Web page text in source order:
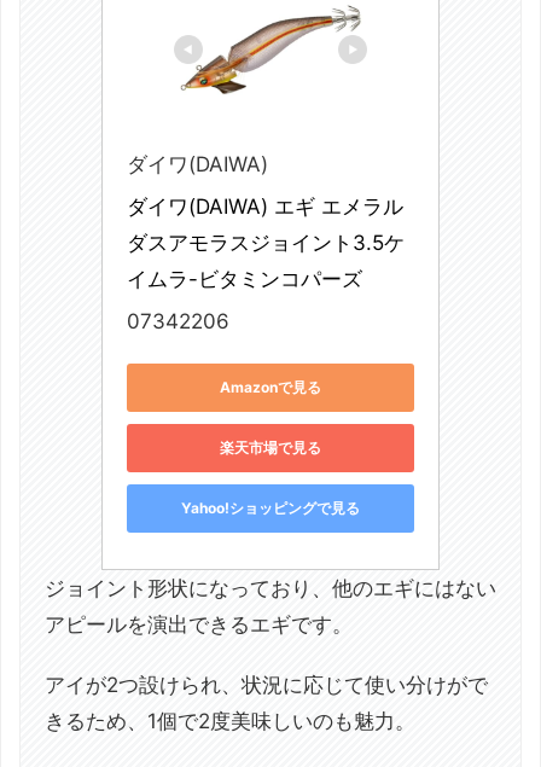
ダイワ(DAIWA)
ダイワ(DAIWA) エギ エメラル
ダスアモラスジョイント3.5ケ
イムラ-ビタミンコパーズ
07342206
Amazonで見る
楽天市場で見る
Yahoo!ショッピングで見る
ジョイント形状になっており、他のエギにはない
アピールを演出できるエギです。
アイが2つ設けられ、状況に応じて使い分けがで
きるため、1個で2度美味しいのも魅力。